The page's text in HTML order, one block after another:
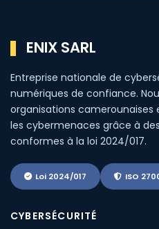
ENIX SARL
Entreprise nationale de
numériques de confiance.
organisations
les cybermenaces grâce à
conformes à la loi 2024/017.
Loi 2024/017 ISO
CYBERSÉCURITÉ